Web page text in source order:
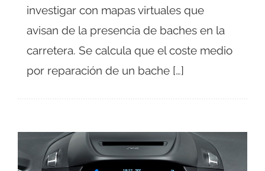
investigar con mapas virtuales que
avisan de la presencia de baches en la
carretera. Se calcula que el coste medio
por reparación de un bache […]